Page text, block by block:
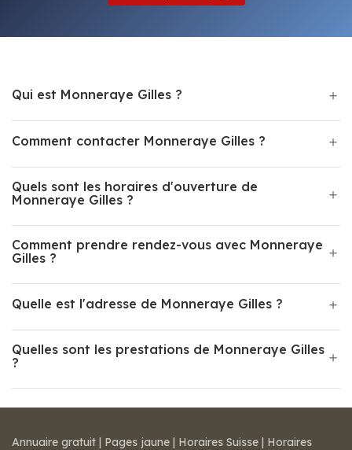
Qui est Monneraye Gilles ?
Comment contacter Monneraye Gilles ?
Quels sont les horaires d'ouverture de
Monneraye Gilles ?
Comment prendre rendez-vous avec Monneraye
Gilles ?
Quelle est l'adresse de Monneraye Gilles ?
Quelles sont les prestations de Monneraye Gilles
?
Annuaire gratuit | Pages jaune | Horaires Suisse | Horaires